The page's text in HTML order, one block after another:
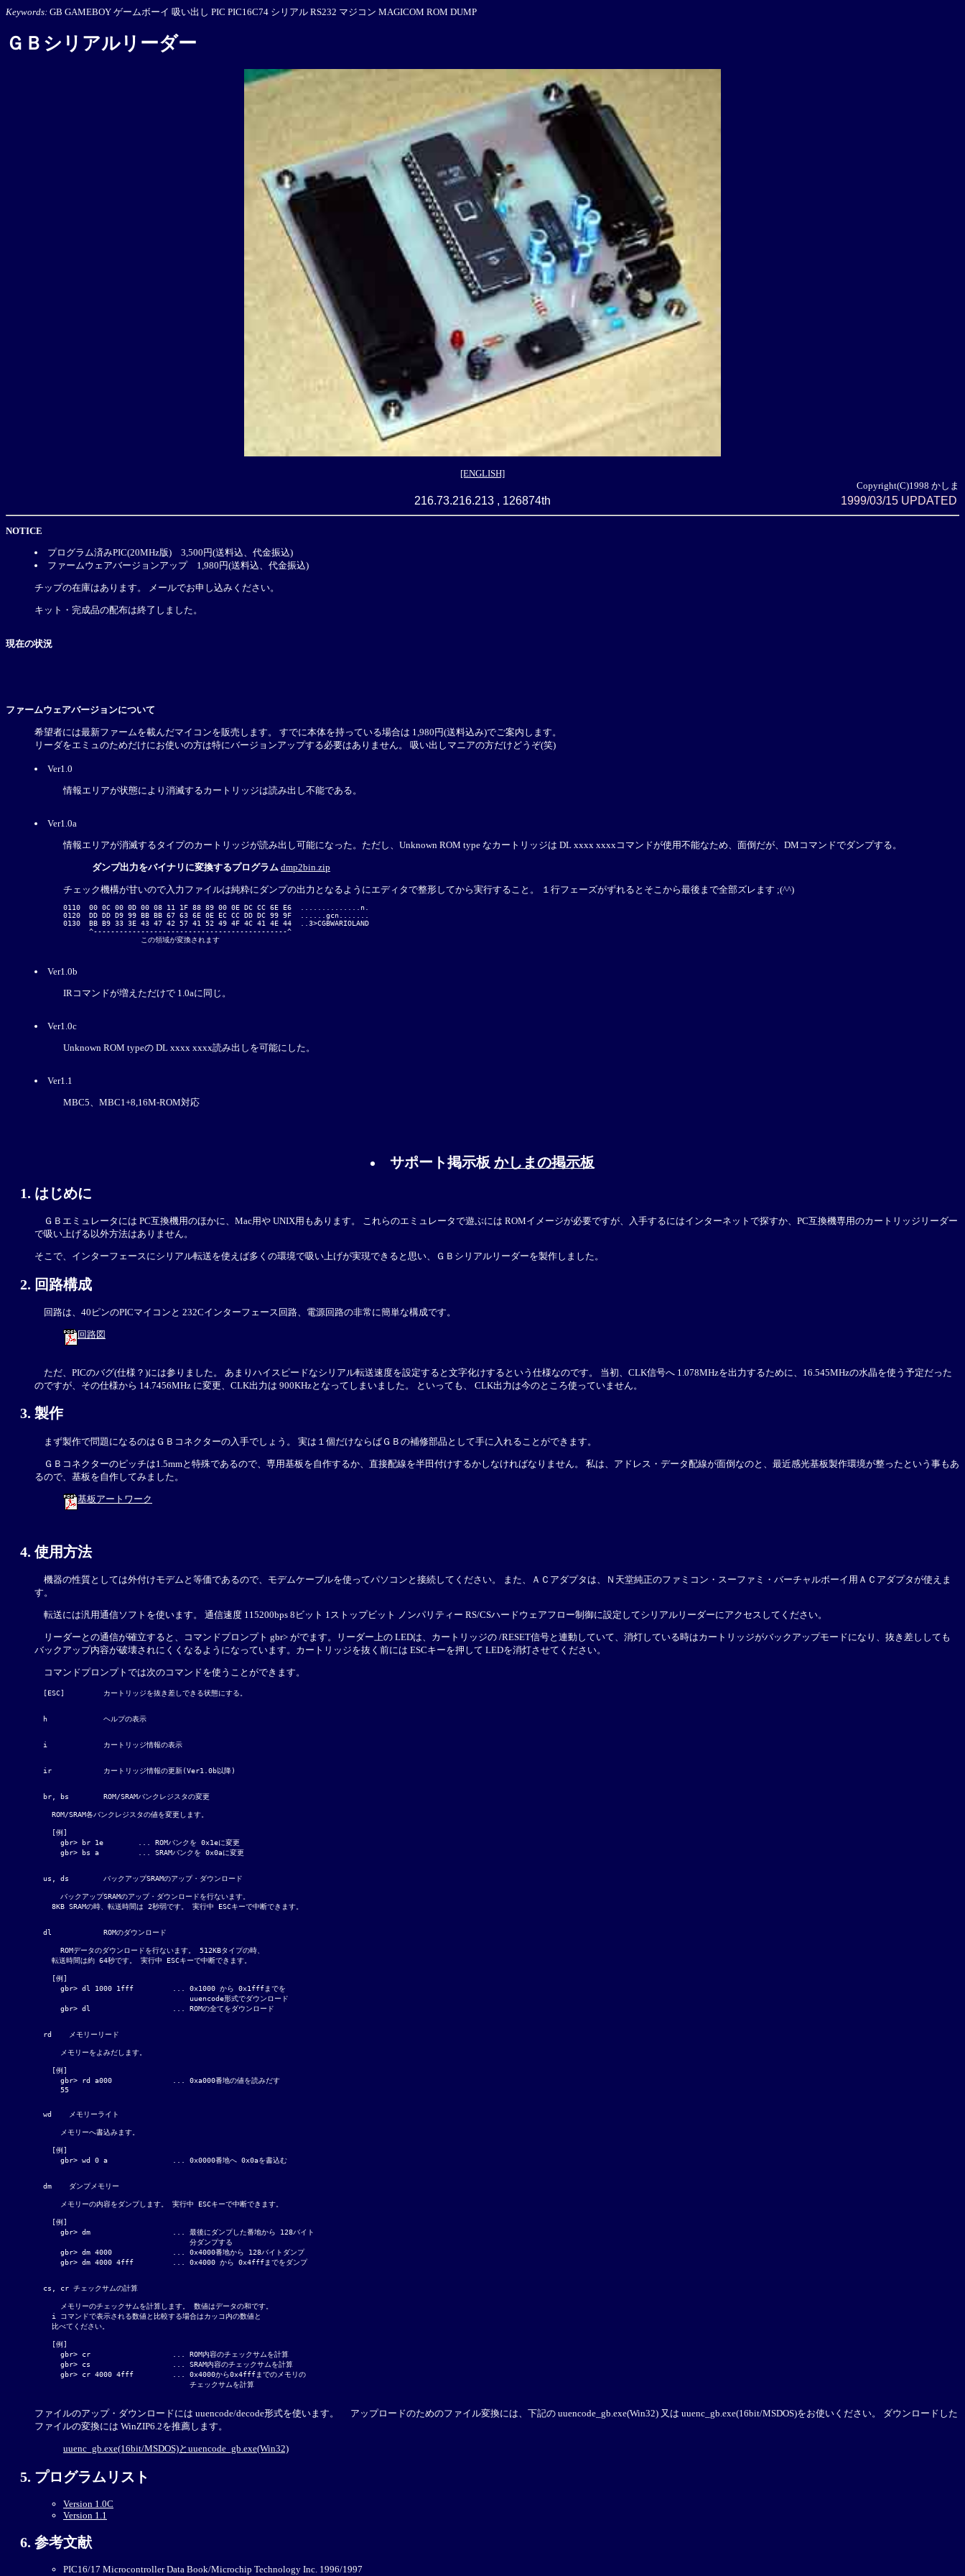
Keywords: GB GAMEBOY ゲームボーイ 吸い出し PIC PIC16C74 シリアル RS232 マジコン MAGICOM ROM DUMP
ＧＢシリアルリーダー
[ENGLISH]
Copyright(C)1998 かしま
216.73.216.213 , 126874th 1999/03/15 UPDATED
NOTICE
プログラム済みPIC(20MHz版) 3,500円(送料込、代金振込)
ファームウェアバージョンアップ 1,980円(送料込、代金振込)
チップの在庫はあります。 メールでお申し込みください。
キット・完成品の配布は終了しました。
現在の状況
ファームウェアバージョンについて
希望者には最新ファームを載んだマイコンを販売します。 すでに本体を持っている場合は 1,980円(送料込み)でご案内します。
リーダをエミュのためだけにお使いの方は特にバージョンアップする必要はありません。 吸い出しマニアの方だけどうぞ(笑)
Ver1.0
情報エリアが状態により消滅するカートリッジは読み出し不能である。
Ver1.0a
情報エリアが消滅するタイプのカートリッジが読み出し可能になった。ただし、Unknown ROM type なカートリッジは DL xxxx xxxxコマンドが使用不能なため、面倒だが、DMコマンドでダンプする。
ダンプ出力をバイナリに変換するプログラム dmp2bin.zip
チェック機構が甘いので入力ファイルは純粋にダンプの出力となるようにエディタで整形してから実行すること。 １行フェーズがずれるとそこから最後まで全部ズレます ;(^^)
0110  00 0C 00 0D 00 08 11 1F 88 89 00 0E DC CC 6E E6  ..............n.
0120  DD DD D9 99 BB BB 67 63 6E 0E EC CC DD DC 99 9F  ......gcn.......
0130  BB B9 33 3E 43 47 42 57 41 52 49 4F 4C 41 4E 44  ..3>CGBWARIOLAND
      ^---------------------------------------------^
Ver1.0b
IRコマンドが増えただけで 1.0aに同じ。
Ver1.0c
Unknown ROM typeの DL xxxx xxxx読み出しを可能にした。
Ver1.1
MBC5、MBC1+8,16M-ROM対応
サポート掲示板 かしまの掲示板
はじめに
ＧＢエミュレータには PC互換機用のほかに、Mac用や UNIX用もあります。 これらのエミュレータで遊ぶには ROMイメージが必要ですが、入手するにはインターネットで探すか、PC互換機専用のカートリッジリーダー
で吸い上げる以外方法はありません。
そこで、インターフェースにシリアル転送を使えば多くの環境で吸い上げが実現できると思い、ＧＢシリアルリーダーを製作しました。
回路構成
回路は、40ピンのPICマイコンと 232Cインターフェース回路、電源回路の非常に簡単な構成です。
回路図
ただ、PICのバグ(仕様？)には参りました。 あまりハイスピードなシリアル転送速度を設定すると文字化けするという仕様なのです。 当初、CLK信号へ 1.078MHzを出力するために、16.545MHzの水晶を使う予定だった
のですが、その仕様から 14.7456MHz に変更、CLK出力は 900KHzとなってしまいました。 といっても、 CLK出力は今のところ使っていません。
製作
まず製作で問題になるのはＧＢコネクターの入手でしょう。 実は１個だけならばＧＢの補修部品として手に入れることができます。
ＧＢコネクターのピッチは1.5mmと特殊であるので、専用基板を自作するか、直接配線を半田付けするかしなければなりません。 私は、アドレス・データ配線が面倒なのと、最近感光基板製作環境が整ったという事もあ
るので、基板を自作してみました。
基板アートワーク
使用方法
機器の性質としては外付けモデムと等価であるので、モデムケーブルを使ってパソコンと接続してください。 また、ＡＣアダプタは、Ｎ天堂純正のファミコン・スーファミ・バーチャルボーイ用ＡＣアダプタが使えま
す。
転送には汎用通信ソフトを使います。 通信速度 115200bps 8ビット 1ストップビット ノンパリティー RS/CSハードウェアフロー制御に設定してシリアルリーダーにアクセスしてください。
リーダーとの通信が確立すると、コマンドプロンプト gbr> がでます。リーダー上の LEDは、カートリッジの /RESET信号と連動していて、消灯している時はカートリッジがバックアップモードになり、抜き差ししても
バックアップ内容が破壊されにくくなるようになっています。カートリッジを抜く前には ESCキーを押して LEDを消灯させてください。
コマンドプロンプトでは次のコマンドを使うことができます。
  [ESC]		カートリッジを抜き差しできる状態にする。
  h		ヘルプの表示
  i		カートリッジ情報の表示
  ir		カートリッジ情報の更新(Ver1.0b以降)
  br, bs 	ROM/SRAMバンクレジスタの変更
    ROM/SRAM各バンクレジスタの値を変更します。
    [例]
      gbr> br 1e	... ROMバンクを 0x1eに変更
      gbr> bs a		... SRAMバンクを 0x0aに変更
  us, ds	バックアップSRAMのアップ・ダウンロード
      バックアップSRAMのアップ・ダウンロードを行ないます。
    8KB SRAMの時、転送時間は 2秒弱です。 実行中 ESCキーで中断できます。
  dl		ROMのダウンロード
      ROMデータのダウンロードを行ないます。 512KBタイプの時、
    転送時間は約 64秒です。 実行中 ESCキーで中断できます。
    [例]
      gbr> dl 1000 1fff		... 0x1000 から 0x1fffまでを
      gbr> dl			... ROMの全てをダウンロード
  rd	メモリーリード
      メモリーをよみだします。
    [例]
      gbr> rd a000		... 0xa000番地の値を読みだす
      55
  wd	メモリーライト
      メモリーへ書込みます。
    [例]
      gbr> wd 0 a		... 0x0000番地へ 0x0aを書込む
  dm	ダンプメモリー
      メモリーの内容をダンプします。 実行中 ESCキーで中断できます。
    [例]
      gbr> dm			... 最後にダンプした番地から 128バイト
      gbr> dm 4000		... 0x4000番地から 128バイトダンプ
      gbr> dm 4000 4fff		... 0x4000 から 0x4fffまでをダンプ
  cs, cr チェックサムの計算
      メモリーのチェックサムを計算します。 数値はデータの和です。
    i コマンドで表示される数値と比較する場合はカッコ内の数値と
    比べてください。
    [例]
      gbr> cr			... ROM内容のチェックサムを計算
      gbr> cs			... SRAM内容のチェックサムを計算
      gbr> cr 4000 4fff		... 0x4000から0x4fffまでのメモリの
ファイルのアップ・ダウンロードには uuencode/decode形式を使います。 アップロードのためのファイル変換には、下記の uuencode_gb.exe(Win32) 又は uuenc_gb.exe(16bit/MSDOS)をお使いください。 ダウンロードした
ファイルの変換には WinZIP6.2を推薦します。
uuenc_gb.exe(16bit/MSDOS)とuuencode_gb.exe(Win32)
プログラムリスト
Version 1.0C
Version 1.1
参考文献
PIC16/17 Microcontroller Data Book/Microchip Technology Inc. 1996/1997